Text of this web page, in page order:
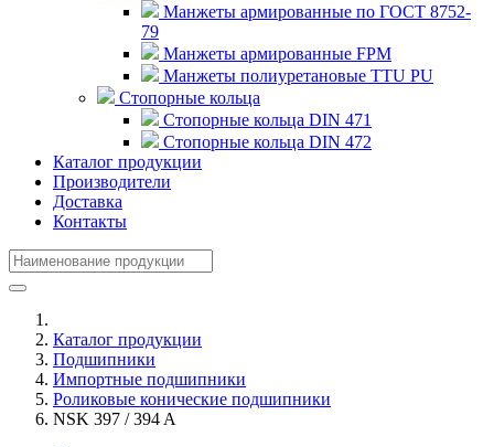
Манжеты армированные по ГОСТ 8752-
79
Манжеты армированные FPM
Манжеты полиуретановые TTU PU
Стопорные кольца
Стопорные кольца DIN 471
Стопорные кольца DIN 472
Каталог продукции
Производители
Доставка
Контакты
Каталог продукции
Подшипники
Импортные подшипники
Роликовые конические подшипники
NSK 397 / 394 A